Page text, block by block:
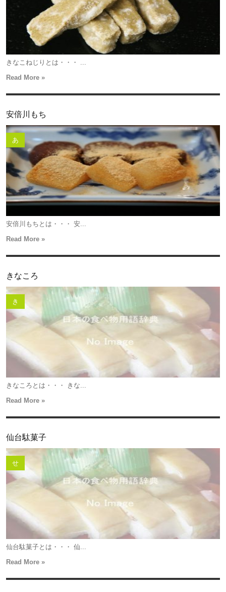
きなこねじりとは・・・ ...
Read More »
安倍川もち
あ
安倍川もちとは・・・ 安...
Read More »
きなころ
き
きなころとは・・・ きな...
Read More »
仙台駄菓子
せ
仙台駄菓子とは・・・ 仙...
Read More »